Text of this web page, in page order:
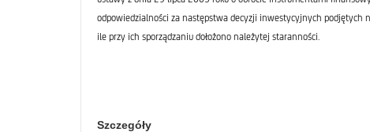
odpowiedzialności za następstwa decyzji inwestycyjnych
ile przy ich sporządzaniu dołożono należytej staranności.
Szczegóły